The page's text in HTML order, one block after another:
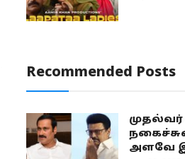
Recommended Posts
அளவே